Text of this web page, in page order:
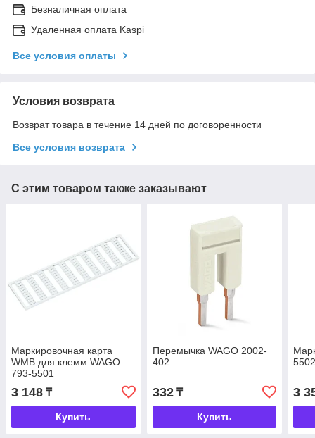
Безналичная оплата
Удаленная оплата Kaspi
Все условия оплаты
Условия возврата
Возврат товара в течение 14 дней по договоренности
Все условия возврата
С этим товаром также заказывают
Маркировочная карта
WMB для клемм WAGO
793-5501
3 148 ₸
Купить
Перемычка WAGO 2002-
402
332₸
Купить
3